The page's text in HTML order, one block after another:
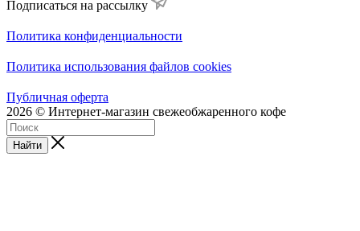
Подписаться на рассылку
Политика конфиденциальности
Политика использования файлов cookies
Публичная оферта
2026 © Интернет-магазин свежеобжаренного кофе
Найти